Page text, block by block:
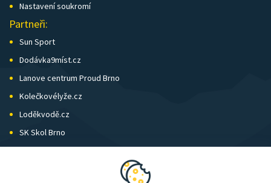
Nastavení soukromí
Partneři:
Sun Sport
Dodávka9míst.cz
Lanove centrum Proud Brno
Kolečkovélyže.cz
Loděkvodě.cz
SK Skol Brno
Biatlon Brno